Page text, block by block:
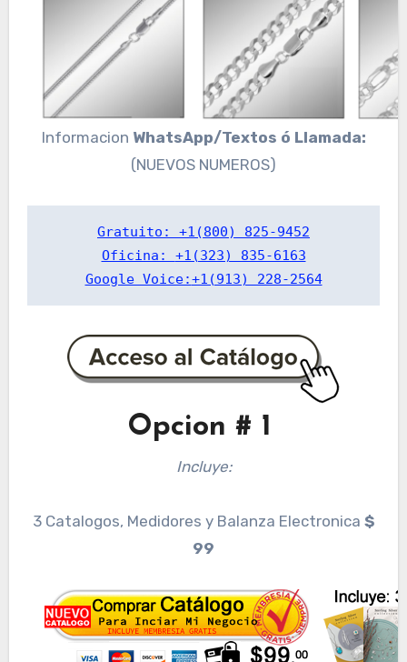
Informacion WhatsApp/Textos ó Llamada:
(NUEVOS NUMEROS)
Gratuito: +1(800) 825-9452
Oficina: +1(323) 835-6163
Google Voice:+1(913) 228-2564
Opcion # 1
Incluye:
3 Catalogos, Medidores y Balanza Electronica $
99